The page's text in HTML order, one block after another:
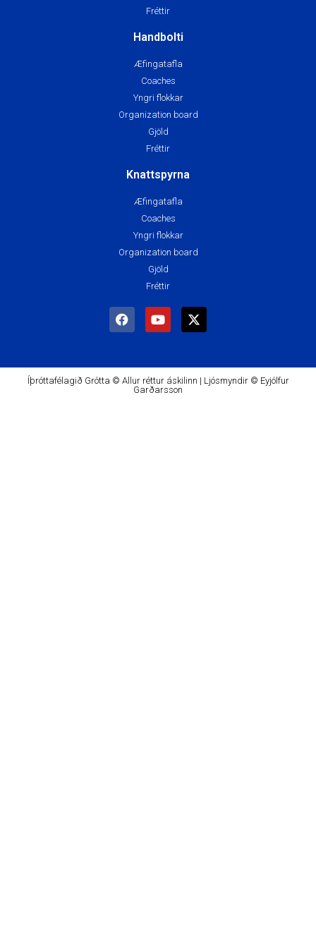
Fréttir
Handbolti
Æfingatafla
Coaches
Yngri flokkar
Organization board
Gjöld
Fréttir
Knattspyrna
Æfingatafla
Coaches
Yngri flokkar
Organization board
Gjöld
Fréttir
Íþróttafélagið Grótta © Allur réttur áskilinn | Ljósmyndir © Eyjólfur
Garðarsson